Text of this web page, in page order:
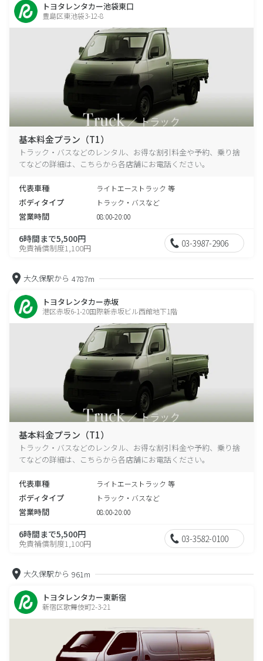
トヨタレンタカー池袋東口
豊島区東池袋3-12-8
基本料金プラン（T1）
トラック・バスなどのレンタル、お得な割引料金や予約、乗り捨
てなどの詳細は、こちらから各店舗にお電話ください。
代表車種 ライトエーストラック 等
ボディタイプ トラック・バスなど
営業時間 08:00-20:00
6時間まで5,500円
免責補償制度1,100円 03-3987-2906
大久保駅から 4787m
トヨタレンタカー赤坂
港区赤坂6-1-20国際新赤坂ビル西館地下1階
基本料金プラン（T1）
トラック・バスなどのレンタル、お得な割引料金や予約、乗り捨
てなどの詳細は、こちらから各店舗にお電話ください。
代表車種 ライトエーストラック 等
ボディタイプ トラック・バスなど
営業時間 08:00-20:00
6時間まで5,500円
免責補償制度1,100円 03-3582-0100
大久保駅から 961m
トヨタレンタカー東新宿
新宿区歌舞伎町2-3-21